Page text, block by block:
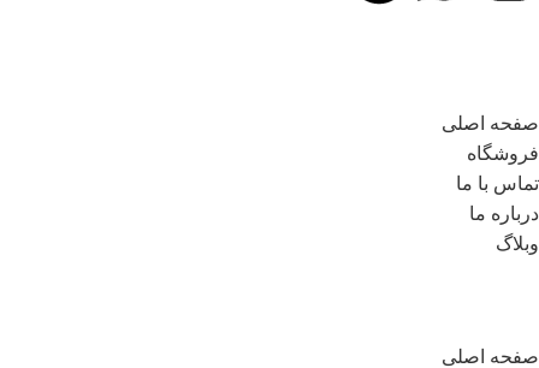
صفحه اصلی
فروشگاه
تماس با ما
درباره ما
وبلاگ
صفحه اصلی